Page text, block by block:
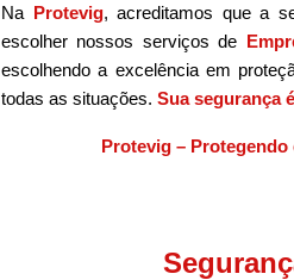
Na Protevig, acreditamos que a
escolher nossos serviços de
escolhendo a excelência em
todas as situações. Sua segurança
Protevig –